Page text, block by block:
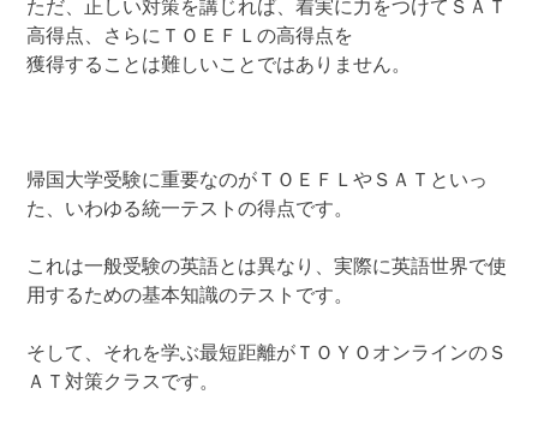
ただ、正しい対策を講じれば、着実に力をつけてＳＡＴ
高得点、さらにＴＯＥＦＬの高得点を
獲得することは難しいことではありません。
帰国大学受験に重要なのがＴＯＥＦＬやＳＡＴといっ
た、いわゆる統一テストの得点です。
これは一般受験の英語とは異なり、実際に英語世界で使
用するための基本知識のテストです。
そして、それを学ぶ最短距離がＴＯＹＯオンラインのＳ
ＡＴ対策クラスです。